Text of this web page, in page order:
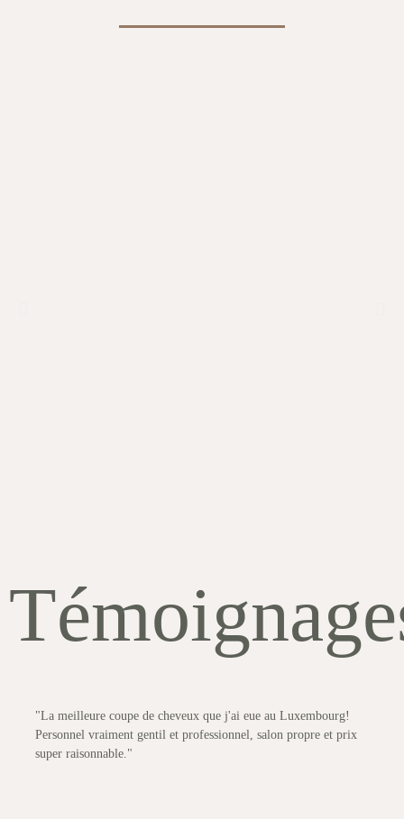
"La meilleure coupe de cheveux que j'ai eue au Luxembourg!
Personnel vraiment gentil et professionnel, salon propre et prix
super raisonnable."